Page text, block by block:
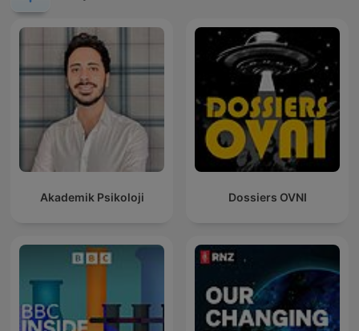
Akademik Psikoloji Dossiers OVNI